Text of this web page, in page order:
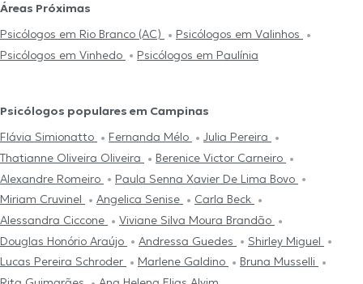
Áreas Próximas
Psicólogos em Rio Branco (AC)
Psicólogos em Valinhos
Psicólogos em Vinhedo
Psicólogos em Paulínia
Psicólogos populares em Campinas
Flávia Simionatto
Fernanda Mélo
Julia Pereira
Thatianne Oliveira Oliveira
Berenice Victor Carneiro
Alexandre Romeiro
Paula Senna Xavier De Lima Bovo
Miriam Cruvinel
Angelica Senise
Carla Beck
Alessandra Ciccone
Viviane Silva Moura Brandão
Douglas Honório Araújo
Andressa Guedes
Shirley Miguel
Lucas Pereira Schroder
Marlene Galdino
Bruna Musselli